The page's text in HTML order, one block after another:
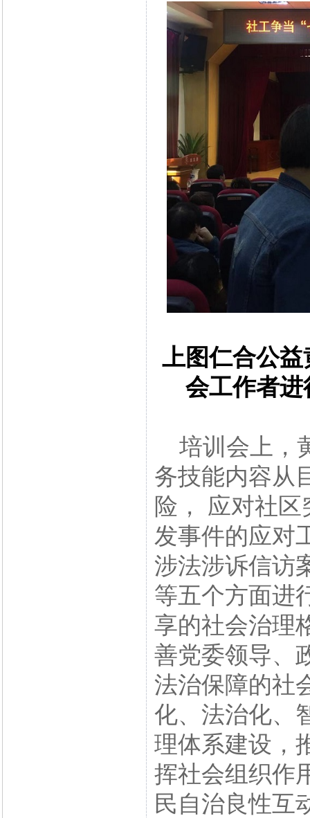
上图仁合公
会工作者
培训会上，
务技能内容从
险， 应对社
发事件的应对
涉法涉诉信访
等五个方面进
享的社会治理
善党委领导、
法治保障的社
化、法治化、
理体系建设，
挥社会组织作
民自治良性互